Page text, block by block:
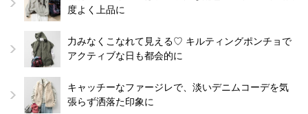
度よく上品に
力みなくこなれて見える♡ キルティングポンチョで
アクティブな日も都会的に
キャッチーなファージレで、淡いデニムコーデを気
張らず洒落た印象に